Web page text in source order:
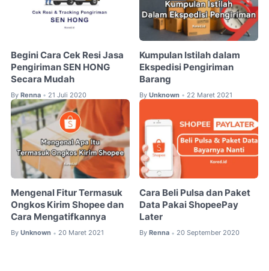
Begini Cara Cek Resi Jasa
Pengiriman SEN HONG
Secara Mudah
By Renna • 21 Juli 2020
Kumpulan Istilah dalam
Ekspedisi Pengiriman
Barang
By Unknown • 22 Maret 2021
Mengenal Fitur Termasuk
Ongkos Kirim Shopee dan
Cara Mengatifkannya
By Unknown • 20 Maret 2021
Cara Beli Pulsa dan Paket
Data Pakai ShopeePay
Later
By Renna • 20 September 2020